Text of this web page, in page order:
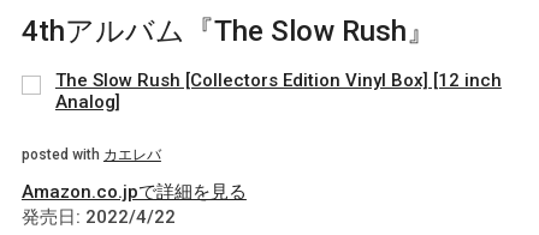
4thアルバム『The Slow Rush』
The Slow Rush [Collectors Edition Vinyl Box] [12 inch
Analog]
posted with カエレバ
Amazon.co.jpで詳細を見る
発売日: 2022/4/22